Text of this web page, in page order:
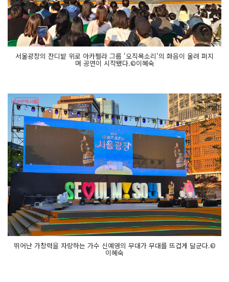
서울광장의 잔디밭 위로 아카펠라 그룹 '오직목소리'의 화음이 울려 퍼지
며 공연이 시작됐다.©이혜숙
뛰어난 가창력을 자랑하는 가수 신예영의 무대가 무대를 뜨겁게 달군다.©
이혜숙